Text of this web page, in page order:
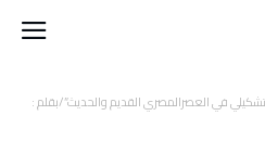
في العصرالمصري القديم والحديث”/بقلم :